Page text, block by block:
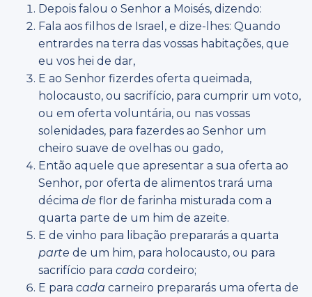
Depois falou o Senhor a Moisés, dizendo:
Fala aos filhos de Israel, e dize-lhes: Quando
entrardes na terra das vossas habitações, que
eu vos hei de dar,
E ao Senhor fizerdes oferta queimada,
holocausto, ou sacrifício, para cumprir um voto,
ou em oferta voluntária, ou nas vossas
solenidades, para fazerdes ao Senhor um
cheiro suave de ovelhas ou gado,
Então aquele que apresentar a sua oferta ao
Senhor, por oferta de alimentos trará uma
décima de flor de farinha misturada com a
quarta parte de um him de azeite.
E de vinho para libação prepararás a quarta
parte de um him, para holocausto, ou para
sacrifício para cada cordeiro;
E para cada carneiro prepararás uma oferta de